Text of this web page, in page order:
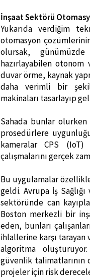
İnşaat Sektörü
Yukarıda verdiğim
otomasyon
olursak,
hazırlayabilen
duvar örme, kaynak
daha verimli bir
makinaları tasarlayıp
Sahada bunlar
prosedürlere
kameralar CPS
çalışmalarını gerçek
Bu uygulamalar
geldi. Avrupa İş
sektöründe can
Boston merkezli bir
eden, bunları
ihlallerine karşı
algoritma
güvenlik talimatlarının
projeler için risk